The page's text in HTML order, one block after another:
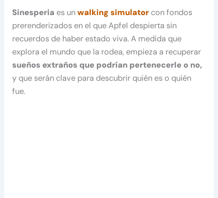
Sinesperia es unwalking simulator con fondos
prerenderizados en el que Apfel despierta sin
recuerdos de haber estado viva. A medida que
explora el mundo que la rodea, empieza a recuperar
sueños extraños que podrían pertenecerle o no,
y que serán clave para descubrir quién es o quién
fue.